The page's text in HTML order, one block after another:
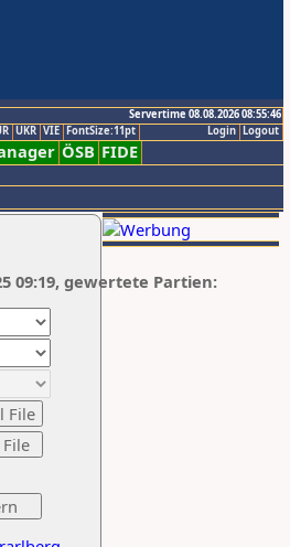
Servertime 08.08.2026 08:55:46
Logout
Login
UKR VIE FontSize:11pt
ÖSB FIDE
09:19, gewertete Partien: